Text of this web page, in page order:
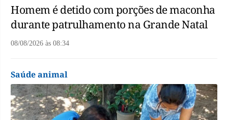
Homem é detido com porções de maconha
durante patrulhamento na Grande Natal
08/08/2026 às 08:34
Saúde animal